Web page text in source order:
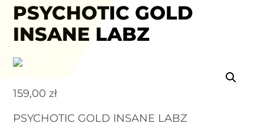
PSYCHOTIC GOLD
INSANE LABZ
159,00zł
PSYCHOTIC GOLD INSANE LABZ